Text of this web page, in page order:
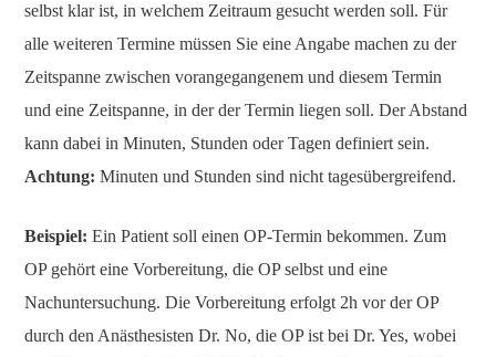
selbst klar ist, in welchem Zeitraum gesucht werden soll. Für
alle weiteren Termine müssen Sie eine Angabe machen zu der
Zeitspanne zwischen vorangegangenem und diesem Termin
und eine Zeitspanne, in der der Termin liegen soll. Der Abstand
kann dabei in Minuten, Stunden oder Tagen definiert sein.
Achtung: Minuten und Stunden sind nicht tagesübergreifend.
Beispiel: Ein Patient soll einen OP-Termin bekommen. Zum
OP gehört eine Vorbereitung, die OP selbst und eine
Nachuntersuchung. Die Vorbereitung erfolgt 2h vor der OP
durch den Anästhesisten Dr. No, die OP ist bei Dr. Yes, wobei